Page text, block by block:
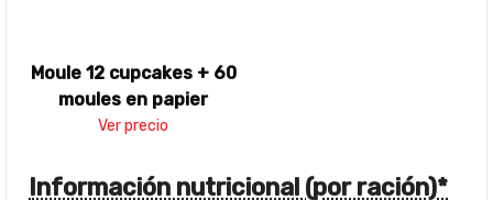
Moule 12 cupcakes + 60
moules en papier
Ver precio
Información nutricional (por ración)*